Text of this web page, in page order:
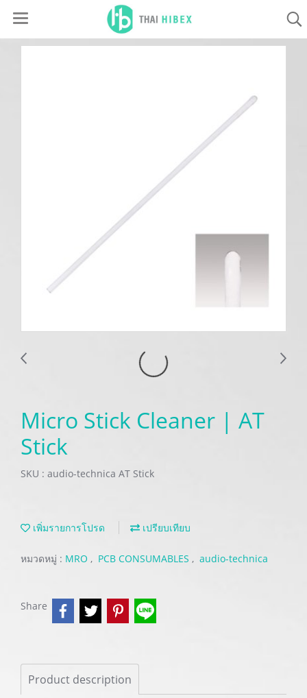
Micro Stick Cleaner | AT
Stick
SKU : audio-technica AT Stick
เพิ่มรายการโปรด เปรียบเทียบ
หมวดหมู่ : MRO , PCB CONSUMABLES , audio-technica
Share
Product description